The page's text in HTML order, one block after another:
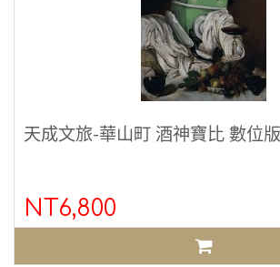
天成文旅-華山町 酒神寶比 數位
NT6,800